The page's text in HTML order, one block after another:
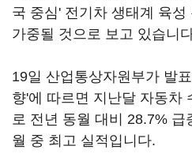
국 중심' 전기차 생태계 육
가중될 것으로 보고 있습니
19일 산업통상자원부가 발
향'에 따르면 지난달 자동차
로 전년 동월 대비 28.7%
월 중 최고 실적입니다.